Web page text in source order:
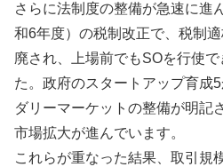
さらに法制度の整備が急速に進
和6年度）の税制改正で、税制
廃され、上場前でもSOを行使
た。政府のスタートアップ育成
ダリーマーケットの整備が明記
市場拡大が進んでいます。
これらが重なった結果、取引規